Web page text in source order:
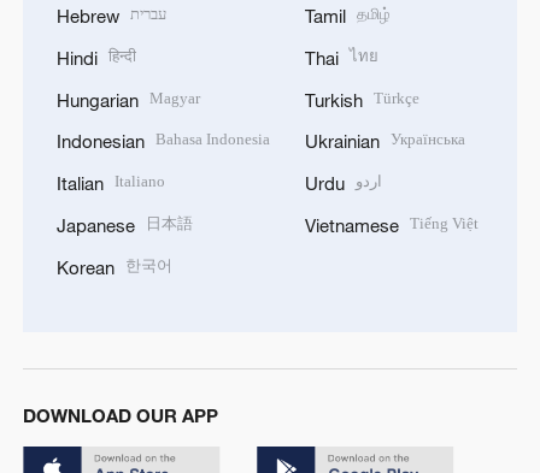
Hebrew עברית
Hindi हिन्दी
Hungarian Magyar
Indonesian Bahasa Indonesia
Italian Italiano
Japanese 日本語
Korean 한국어
Tamil தமிழ்
Thai ไทย
Turkish Türkçe
Ukrainian Українська
Urdu اردو
Vietnamese Tiếng Việt
DOWNLOAD OUR APP